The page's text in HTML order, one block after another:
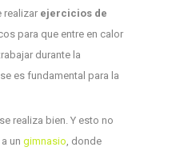
realizar ejercicios de
para que entre en calor
durante la
es fundamental para la
realiza bien. Y esto no
un gimnasio, donde